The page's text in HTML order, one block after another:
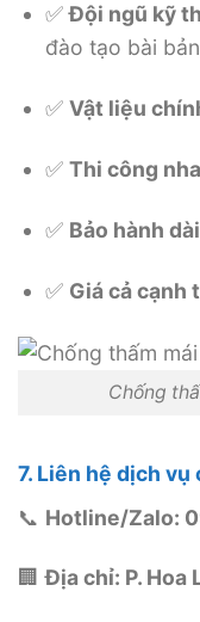
✅Đội ngũ kỹ
đào tạo bài bản
✅ Vật liệu
✅ Thi công
✅ Bảo hành
✅ Giá cả cạnh
Chống
7. Liên hệ dịch
📞 Hotline/Zalo:
🏢Địa chỉ: P. Hoa